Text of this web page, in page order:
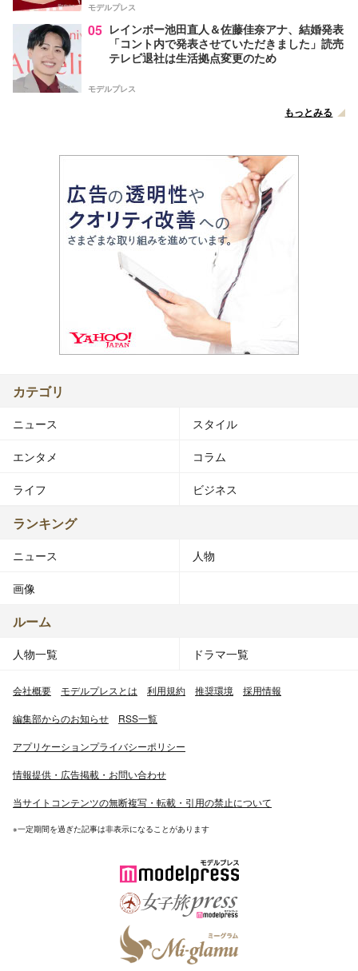
モデルプレス
05 レインボー池田直人＆佐藤佳奈アナ、結婚発表
「コント内で発表させていただきました」読売
テレビ退社は生活拠点変更のため
モデルプレス
もっとみる
カテゴリ
ニュース スタイル
エンタメ コラム
ライフ ビジネス
ランキング
ニュース 人物
画像
ルーム
人物一覧 ドラマ一覧
会社概要 モデルプレスとは 利用規約 推奨環境 採用情報
編集部からのお知らせ RSS一覧
アプリケーションプライバシーポリシー
情報提供・広告掲載・お問い合わせ
当サイトコンテンツの無断複写・転載・引用の禁止について
※一定期間を過ぎた記事は非表示になることがあります